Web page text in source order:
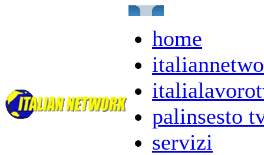
home
palinsesto
servizi